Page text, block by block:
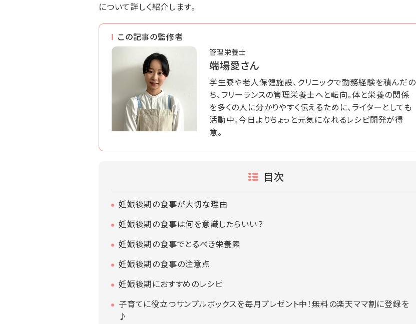
について詳しく紹介します。
この記事の監修者
管理栄養士
端場愛さん
学生寮や老人保健施設、クリニックで勤務経験を積んだの
ち、フリーランスの管理栄養士へと転向。体と栄養の関係
を多くの人に分かりやすく伝えるために、ライターとしても
活動中。今日よりちょっと元気になれるレシピ開発が得
意。
目次
妊娠後期の食事が大切な理由
妊娠後期の食事は何を意識したらいい？
妊娠後期の食事でとるべき栄養素
妊娠後期の食事の注意点
妊娠後期におすすめのレシピ
子育てに役立つサンプルボックスを毎月プレゼント中！無料の楽天ママ割に登録を
♪